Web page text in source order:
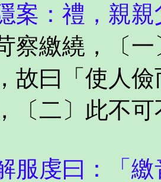
案：禮，親
繳繞，〔一
故曰「使人
〔二〕此不
服虔曰：「